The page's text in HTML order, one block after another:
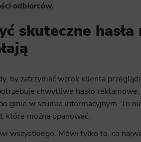
odbiorców.
skuteczne
by zatrzymać wzrok klienta
chwytliwe hasło reklamowe,
ginie w szumie informacyjnym. To
które można opanować.
wszystkiego. Mówi tylko to, co